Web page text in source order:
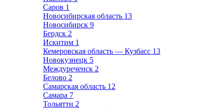
Саров 1
Новосибирская область 13
Новосибирск 9
Бердск 2
Искитим 1
Кемеровская область — Кузбасс 13
Новокузнецк 5
Междуреченск 2
Белово 2
Самарская область 12
Самара 7
Тольятти 2